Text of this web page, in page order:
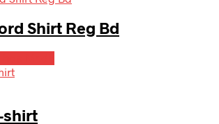
Shirt Reg Bd
shirt